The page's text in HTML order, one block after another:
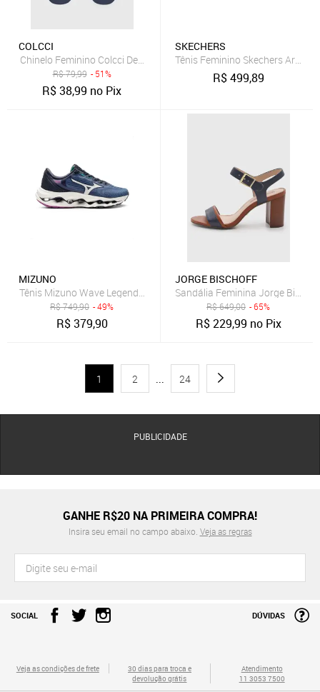
COLCCI
Chinelo Feminino Colcci Dedo Azul Marinho
R$79,99 - 51%
R$38,99 no Pix
SKECHERS
Tênis Feminino Skechers Arch
R$499,89
MIZUNO
Tênis Mizuno Wave Legend 4 Feminino Azul Marinho
R$749,90 - 49%
R$379,90
JORGE BISCHOFF
Sandália Feminina Jorge
R$649,00 - 65%
R$229,99 no Pix
1 2 ... 24
PUBLICIDADE
GANHE R$20 NA PRIMEIRA COMPRA!
Insira seu email no campo abaixo. Veja as regras
SOCIAL DÚVIDAS
Veja as condições de frete
30 dias para troca e
devolução grátis
Atendimento
11 3053 7500